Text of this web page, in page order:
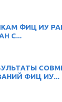
ФИЦ ИУ
С...
ФИЦ ИУ...